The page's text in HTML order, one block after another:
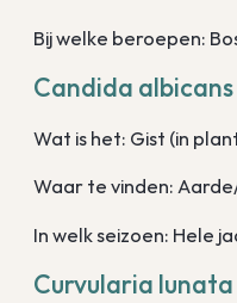
Bij welke beroepen:
Candida albicans
Wat is het: Gist (in
Waar te vinden:
In welk seizoen: Hele
Curvularia lunata